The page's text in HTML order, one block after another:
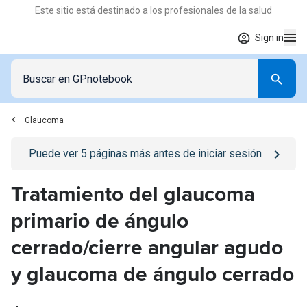
Este sitio está destinado a los profesionales de la salud
Sign in
Glaucoma
Go to/iniciar-sesionpage
Puede ver 5 páginas más antes de iniciar sesión
Tratamiento del glaucoma
primario de ángulo
cerrado/cierre angular agudo
y glaucoma de ángulo cerrado